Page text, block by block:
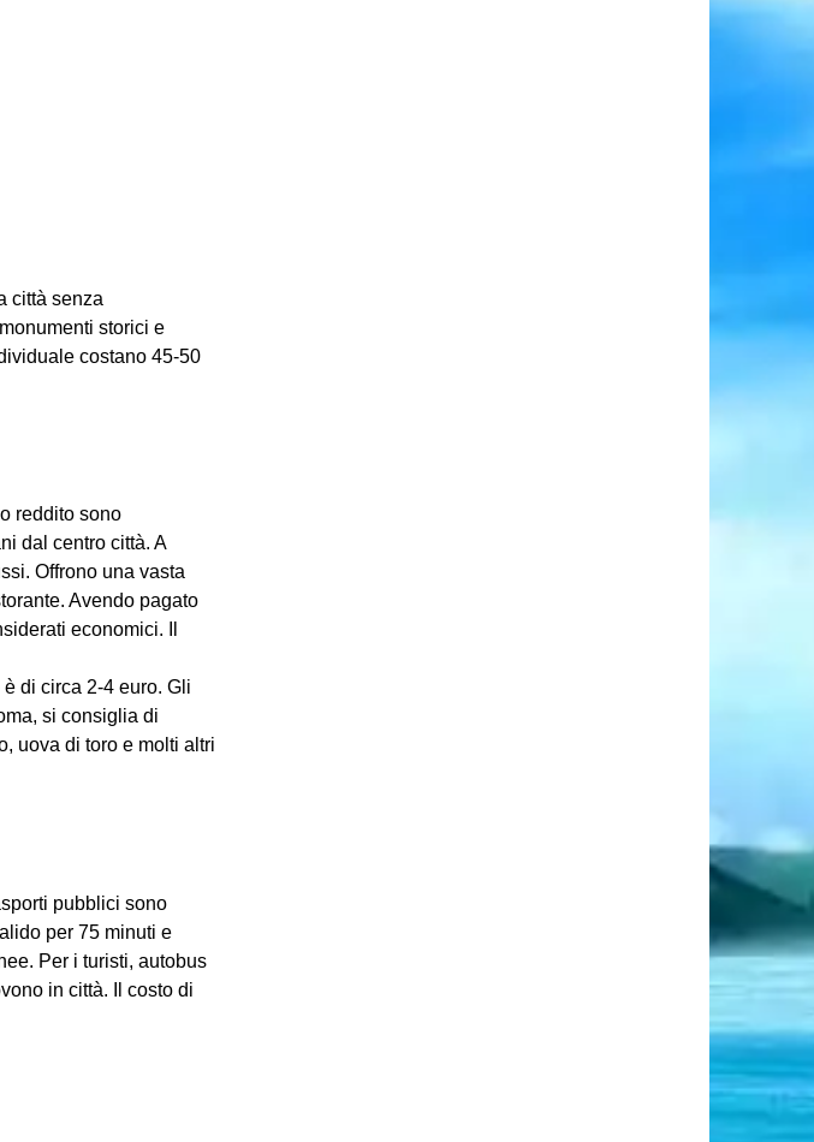
città senza
storici e
costano 45-50
reddito sono
dal centro città. A
Offrono una vasta
Avendo pagato
economici. Il
di circa 2-4 euro. Gli
si consiglia di
uova di toro e molti altri
pubblici sono
per 75 minuti e
Per i turisti, autobus
in città. Il costo di